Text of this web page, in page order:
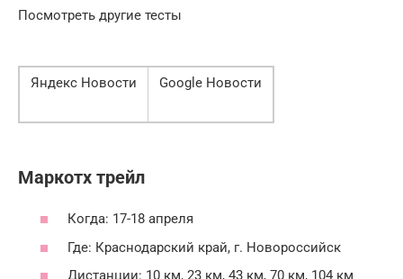
Посмотреть другие тесты
Яндекс Новости Google Новости
Маркотх трейл
Когда: 17-18 апреля
Где: Краснодарский край, г. Новороссийск
Дистанции: 10 км, 23 км, 43 км, 70 км, 104 км